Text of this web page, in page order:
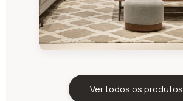
Ver todos os produtos